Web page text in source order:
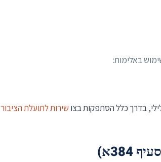
באלימות:
בדרך כלל הסתפקות בצו שירות לתועלת הציבור